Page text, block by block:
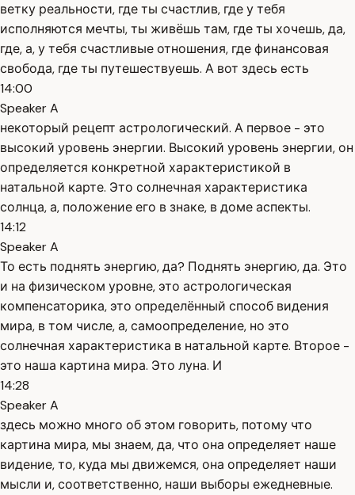
ветку реальности, где ты счастлив, где у тебя
исполняются мечты, ты живёшь там, где ты хочешь, да,
где, а, у тебя счастливые отношения, где финансовая
свобода, где ты путешествуешь. А вот здесь есть
14:00
Speaker A
некоторый рецепт астрологический. А первое - это
высокий уровень энергии. Высокий уровень энергии, он
определяется конкретной характеристикой в
натальной карте. Это солнечная характеристика
солнца, а, положение его в знаке, в доме аспекты.
14:12
Speaker A
То есть поднять энергию, да? Поднять энергию, да. Это
и на физическом уровне, это астрологическая
компенсаторика, это определённый способ видения
мира, в том числе, а, самоопределение, но это
солнечная характеристика в натальной карте. Второе -
это наша картина мира. Это луна. И
14:28
Speaker A
здесь можно много об этом говорить, потому что
картина мира, мы знаем, да, что она определяет наше
видение, то, куда мы движемся, она определяет наши
мысли и, соответственно, наши выборы ежедневные.